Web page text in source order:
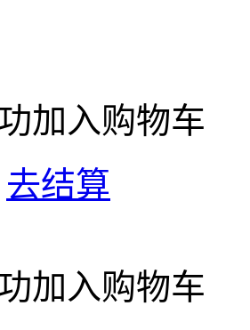
加入购物车
去结算
加入购物车